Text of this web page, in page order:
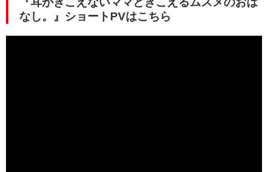
なし。』ショートPVはこちら